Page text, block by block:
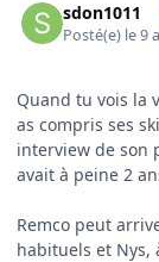
sdon1011
Posté(e) le 9
Quand tu vois la
as compris ses
interview de son
avait à peine 2
Remco peut
habituels et Nys,